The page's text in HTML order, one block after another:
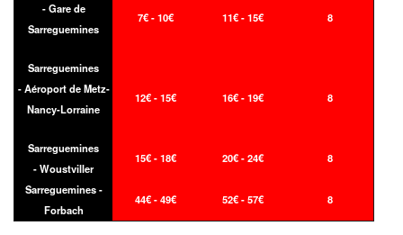
- Gare de
Sarreguemines
7€ - 10€ 11€ - 15€ 8
Sarreguemines
- Aéroport de Metz-
Nancy-Lorraine
12€ - 15€ 16€ - 19€ 8
Sarreguemines
- Woustviller
15€ - 18€ 20€ - 24€ 8
Sarreguemines -
Forbach
44€ - 49€ 52€ - 57€ 8